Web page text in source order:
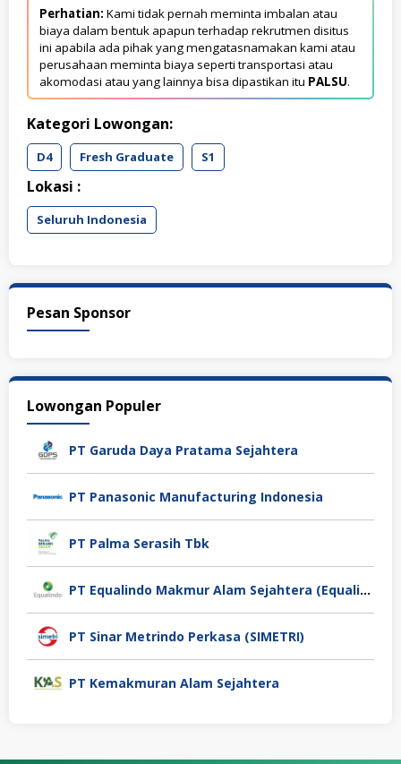
Perhatian: Kami tidak pernah meminta imbalan atau
biaya dalam bentuk apapun terhadap rekrutmen disitus
ini apabila ada pihak yang mengatasnamakan kami atau
perusahaan meminta biaya seperti transportasi atau
akomodasi atau yang lainnya bisa dipastikan itu PALSU.
Kategori Lowongan:
D4 Fresh Graduate S1
Lokasi :
Seluruh Indonesia
Pesan Sponsor
Lowongan Populer
PT Garuda Daya Pratama Sejahtera
PT Panasonic Manufacturing Indonesia
PT Palma Serasih Tbk
PT Equalindo Makmur Alam Sejahtera (Equalindo Group)
PT Sinar Metrindo Perkasa (SIMETRI)
PT Kemakmuran Alam Sejahtera